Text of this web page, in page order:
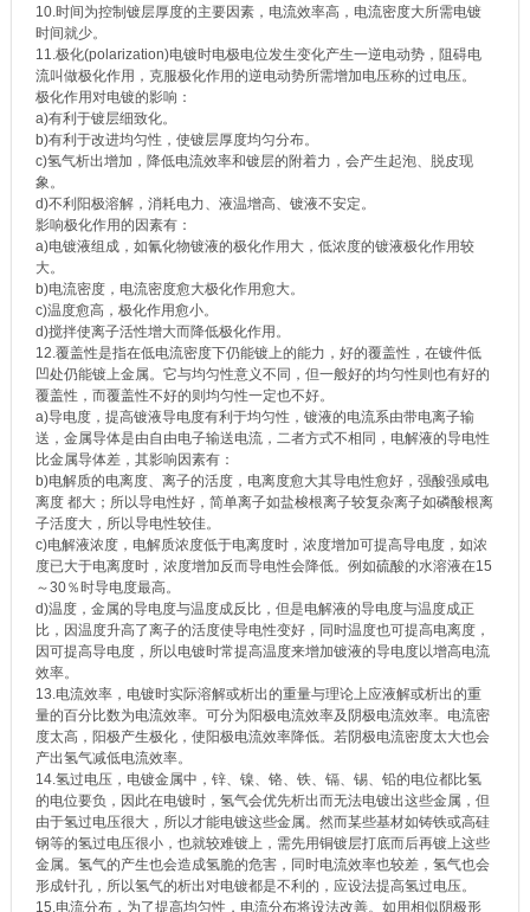
10.时间为控制镀层厚度的主要因素，电流效率高，电流密度大所需电镀
时间就少。
11.极化(polarization)电镀时电极电位发生变化产生一逆电动势，阻碍电
流叫做极化作用，克服极化作用的逆电动势所需增加电压称的过电压。
极化作用对电镀的影响：
a)有利于镀层细致化。
b)有利于改进均匀性，使镀层厚度均匀分布。
c)氢气析出增加，降低电流效率和镀层的附着力，会产生起泡、脱皮现
象。
d)不利阳极溶解，消耗电力、液温增高、镀液不安定。
影响极化作用的因素有：
a)电镀液组成，如氰化物镀液的极化作用大，低浓度的镀液极化作用较
大。
b)电流密度，电流密度愈大极化作用愈大。
c)温度愈高，极化作用愈小。
d)搅拌使离子活性增大而降低极化作用。
12.覆盖性是指在低电流密度下仍能镀上的能力，好的覆盖性，在镀件低
凹处仍能镀上金属。它与均匀性意义不同，但一般好的均匀性则也有好的
覆盖性，而覆盖性不好的则均匀性一定也不好。
a)导电度，提高镀液导电度有利于均匀性，镀液的电流系由带电离子输
送，金属导体是由自由电子输送电流，二者方式不相同，电解液的导电性
比金属导体差，其影响因素有：
b)电解质的电离度、离子的活度，电离度愈大其导电性愈好，强酸强咸电
离度 都大；所以导电性好，简单离子如盐梭根离子较复杂离子如磷酸根离
子活度大，所以导电性较佳。
c)电解液浓度，电解质浓度低于电离度时，浓度增加可提高导电度，如浓
度已大于电离度时，浓度增加反而导电性会降低。例如硫酸的水溶液在15
～30％时导电度最高。
d)温度，金属的导电度与温度成反比，但是电解液的导电度与温度成正
比，因温度升高了离子的活度使导电性变好，同时温度也可提高电离度，
因可提高导电度，所以电镀时常提高温度来增加镀液的导电度以增高电流
效率。
13.电流效率，电镀时实际溶解或析出的重量与理论上应液解或析出的重
量的百分比数为电流效率。可分为阳极电流效率及阴极电流效率。电流密
度太高，阳极产生极化，使阳极电流效率降低。若阴极电流密度太大也会
产出氢气减低电流效率。
14.氢过电压，电镀金属中，锌、镍、铬、铁、镉、锡、铅的电位都比氢
的电位要负，因此在电镀时，氢气会优先析出而无法电镀出这些金属，但
由于氢过电压很大，所以才能电镀这些金属。然而某些基材如铸铁或高硅
钢等的氢过电压很小，也就较难镀上，需先用铜镀层打底而后再镀上这些
金属。氢气的产生也会造成氢脆的危害，同时电流效率也较差，氢气也会
形成针孔，所以氢气的析出对电镀都是不利的，应设法提高氢过电压。
15.电流分布，为了提高均匀性，电流分布将设法改善。如用相似阴极形